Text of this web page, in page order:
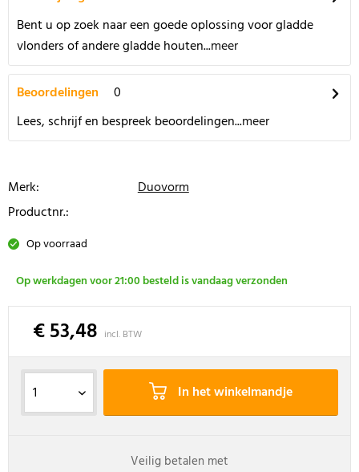
Bent u op zoek naar een goede oplossing voor gladde
vlonders of andere gladde houten...meer
Beoordelingen
0
Lees, schrijf en bespreek beoordelingen...meer
Merk:
Duovorm
Productnr.:
Op voorraad
Op werkdagen voor 21:00 besteld is vandaag verzonden
€ 53,48 incl. BTW
In het winkelmandje
Veilig betalen met